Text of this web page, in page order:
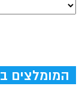
המומלצים